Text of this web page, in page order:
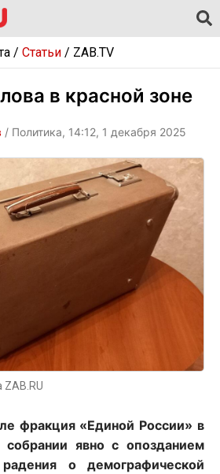
/ Статьи/ ZAB.TV
в красной зоне
/ Политика, 14:12, 1 декабря 2025
фракция «Единой России» в
собрании явно с опозданием
о демографической